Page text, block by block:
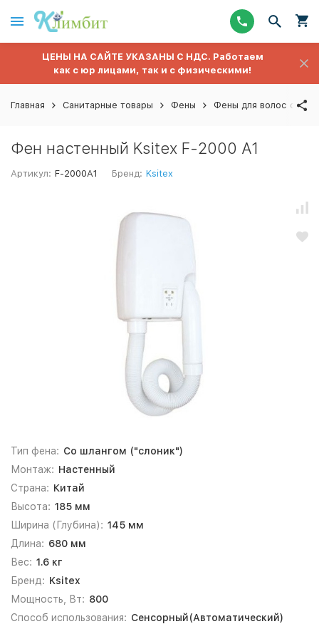
ЦЕНЫ НА САЙТЕ УКАЗАНЫ С НДС. Работаем
как с юр лицами, так и с физическими!
Главная Санитарные товары Фены Фены для волос
Фен настенный Ksitex F-2000 А1
Артикул: F-2000A1 Бренд: Ksitex
Тип фена: Со шлангом ("слоник")
Монтаж: Настенный
Страна: Китай
Высота: 185 мм
Ширина (Глубина): 145 мм
Длина: 680 мм
Вес: 1.6 кг
Бренд: Ksitex
Мощность, Вт: 800
Способ использования: Сенсорный(Автоматический)